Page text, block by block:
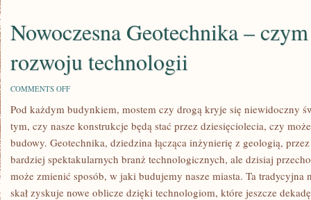
Nowoczesna Geotechnika –
rozwoju technologii
COMMENTS OFFON
GEOTECHNIKA
CZYM
JEST
OBLICZU
ROZWOJU
TECHNOLOGII
Pod każdym budynkiem, mostem czy drogą kryje się niewidoczny
tym, czy nasze konstrukcje będą stać przez dziesięciolecia, czy
budowy. Geotechnika, dziedzina łącząca inżynierię z geologią,
bardziej spektakularnych branż technologicznych, ale dzisiaj
może zmienić sposób, w jaki budujemy nasze miasta. Ta tradycyjna
skał zyskuje nowe oblicze dzięki technologiom, które jeszcze